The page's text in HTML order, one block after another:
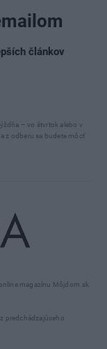
magazínu Môjdom.sk
predchádzajúceho
článkov
– vo štvrtok alebo v
z odberu sa budete môcť